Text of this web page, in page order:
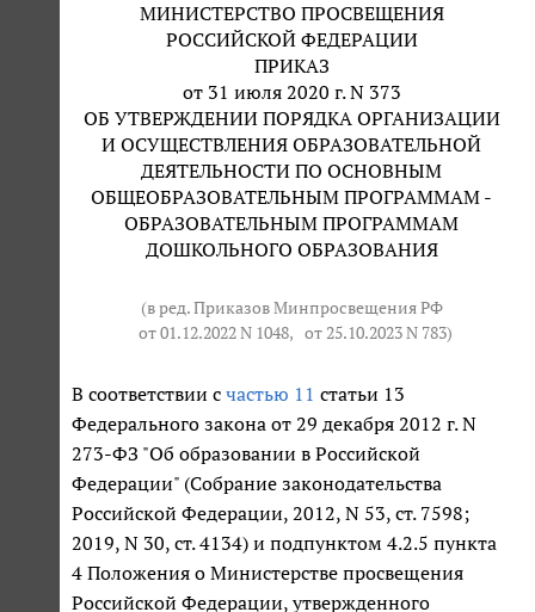
МИНИСТЕРСТВО ПРОСВЕЩЕНИЯ
РОССИЙСКОЙ ФЕДЕРАЦИИ
ПРИКАЗ
от 31 июля 2020 г. N 373
ОБ УТВЕРЖДЕНИИ ПОРЯДКА ОРГАНИЗАЦИИ
И ОСУЩЕСТВЛЕНИЯ ОБРАЗОВАТЕЛЬНОЙ
ДЕЯТЕЛЬНОСТИ ПО ОСНОВНЫМ
ОБЩЕОБРАЗОВАТЕЛЬНЫМ ПРОГРАММАМ -
ОБРАЗОВАТЕЛЬНЫМ ПРОГРАММАМ
ДОШКОЛЬНОГО ОБРАЗОВАНИЯ
(в ред. Приказов Минпросвещения РФ
от 01.12.2022 N 1048, от 25.10.2023 N 783)
В соответствии с частью 11 статьи 13
Федерального закона от 29 декабря 2012 г. N
273-ФЗ "Об образовании в Российской
Федерации" (Собрание законодательства
Российской Федерации, 2012, N 53, ст. 7598;
2019, N 30, ст. 4134) и подпунктом 4.2.5 пункта
4 Положения о Министерстве просвещения
Российской Федерации, утвержденного